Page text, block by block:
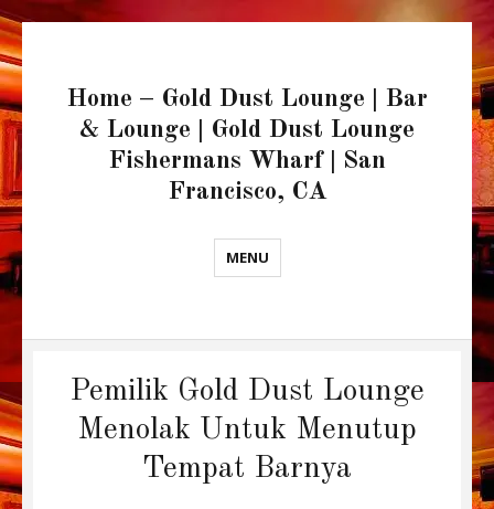
Home – Gold Dust Lounge | Bar
& Lounge | Gold Dust Lounge
Fishermans Wharf | San
Francisco, CA
MENU
Pemilik Gold Dust Lounge
Menolak Untuk Menutup
Tempat Barnya